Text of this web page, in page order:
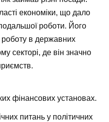
економіки, що дало
роботи. Його
в державних
секторі, де він значно
фінансових установах.
питань у політичних